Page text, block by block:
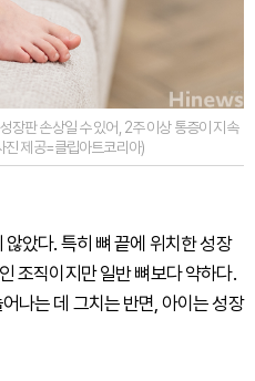
장판 손상일 수 있어, 2주 이상 통증이 지속
진 제공=클립아트코리아)
았다. 특히 뼈 끝에 위치한 성장
조직이지만 일반 뼈보다 약하다.
나는 데 그치는 반면, 아이는 성장